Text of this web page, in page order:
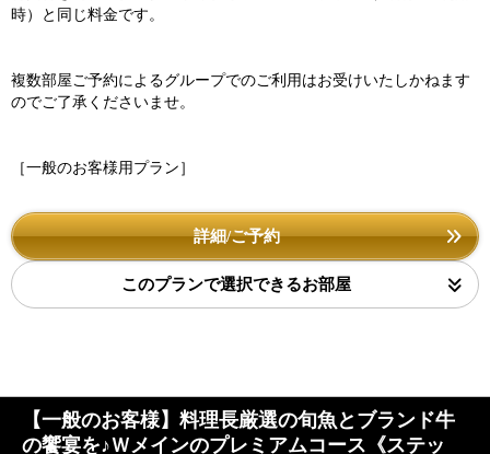
時）と同じ料金です。
複数部屋ご予約によるグループでのご利用はお受けいたしかねます
のでご了承くださいませ。
［一般のお客様用プラン］
詳細/ご予約
このプランで選択できるお部屋
【一般のお客様】料理長厳選の旬魚とブランド牛
の饗宴を♪Ｗメインのプレミアムコース《ステッ